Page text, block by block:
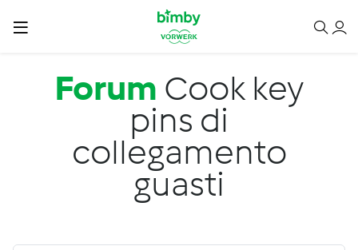
Salta al contenuto principale
Forum Cook key
pins di
collegamento
guasti